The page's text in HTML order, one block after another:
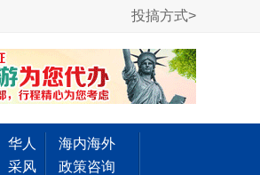
投搞方式>
华人
采风
海内海外
政策咨询